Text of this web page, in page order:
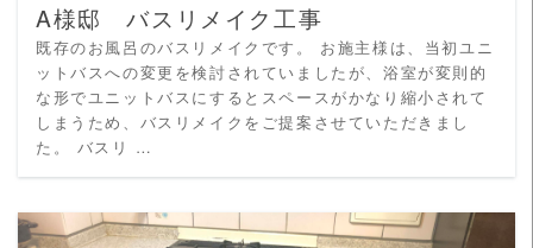
A様邸 バスリメイク工事
既存のお風呂のバスリメイクです。 お施主様は、当初ユニ
ットバスへの変更を検討されていましたが、浴室が変則的
な形でユニットバスにするとスペースがかなり縮小されて
しまうため、バスリメイクをご提案させていただきまし
た。 バスリ …